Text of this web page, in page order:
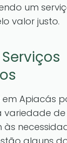
um
valor justo.
em Apiacás
variedade de
às